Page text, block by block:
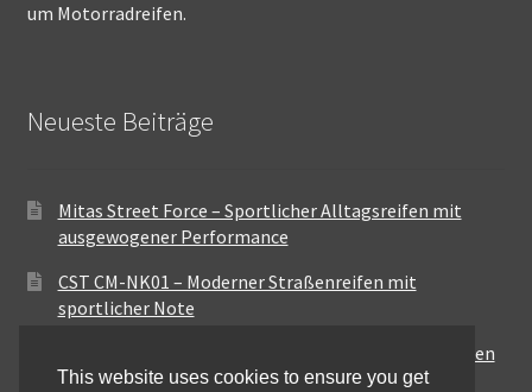
um Motorradreifen.
Neueste Beiträge
Mitas Street Force – Sportlicher Alltagsreifen mit
ausgewogener Performance
CST CM-NK01 – Moderner Straßenreifen mit
sportlicher Note
Maxxis MA-ST3 – Ausgewogener Sport-Touring-Reifen
für vielseitige Einsätze
This website uses cookies to ensure you get